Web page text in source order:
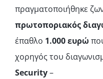
πραγματοποιήθηκε
πρωτοποριακός
έπαθλο 1.000 ευρώ
χορηγός του
Security–